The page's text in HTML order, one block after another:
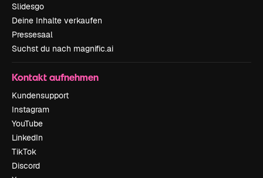
Slidesgo
Deine Inhalte verkaufen
Pressesaal
Suchst du nach magnific.ai
Kontakt aufnehmen
Kundensupport
Instagram
YouTube
LinkedIn
TikTok
Discord